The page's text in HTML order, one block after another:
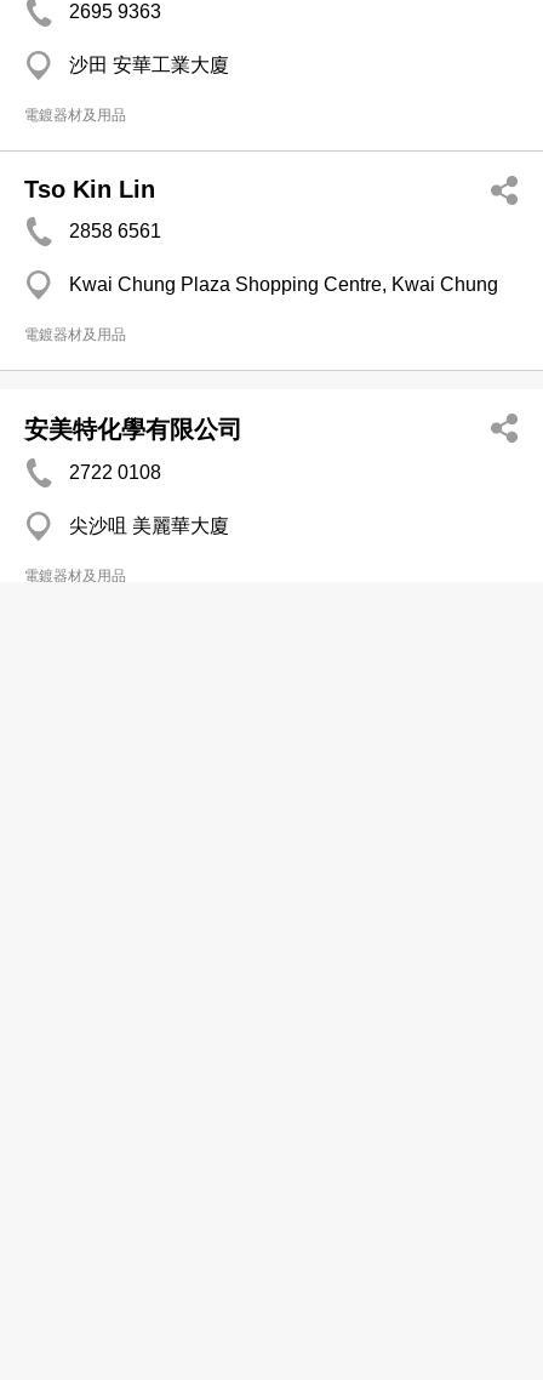
2695 9363
沙田 安華工業大廈
電鍍器材及用品
Tso Kin Lin
2858 6561
Kwai Chung Plaza Shopping Centre, Kwai Chung
電鍍器材及用品
安美特化學有限公司
2722 0108
尖沙咀 美麗華大廈
電鍍器材及用品